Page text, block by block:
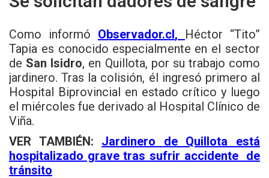
Como informó Observador.cl, Héctor “Tito”
Tapia es conocido especialmente en el sector
de San Isidro, en Quillota, por su trabajo como
jardinero. Tras la colisión, él ingresó primero al
Hospital Biprovincial en estado crítico y luego
el miércoles fue derivado al Hospital Clínico de
Viña.
VER TAMBIÉN: Jardinero de Quillota está
hospitalizado grave tras sufrir accidente de
tránsito